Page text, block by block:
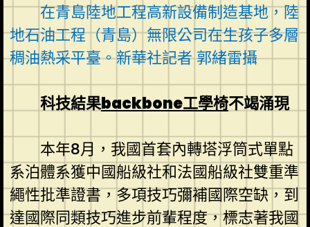
在青島陸地工程高新設備制造基地，陸
地石油工程（青島）無限公司在生孩子多層
稠油熱采平臺。新華社記者 郭緒雷攝
科技結果backbone工學椅不竭涌現
本年8月，我國首套內轉塔浮筒式單點
系泊體系獲中國船級社和法國船級社雙重準
繩性批準證書，多項技巧彌補國際空缺，到
達國際同類技巧進步前輩程度，標志著我國